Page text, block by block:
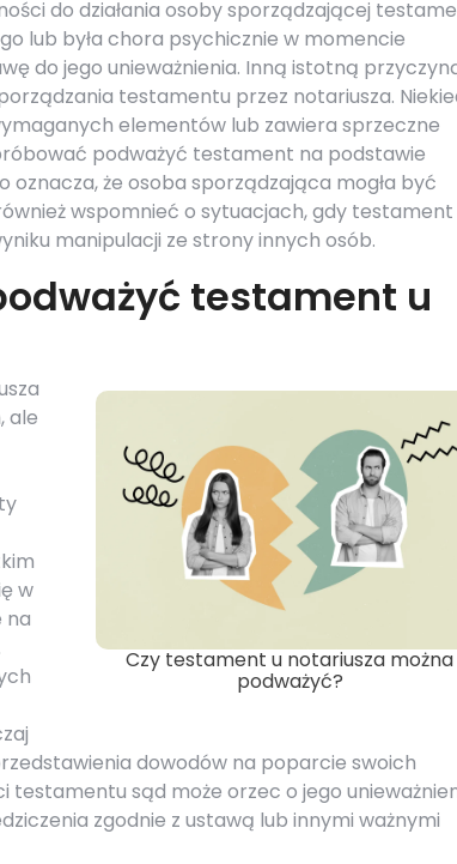
do działania osoby sporządzającej
lub była chora psychicznie w momencie
do jego unieważnienia. Inną istotną
testamentu przez notariusza.
elementów lub zawiera sprzeczne
podważyć testament na podstawie
że osoba sporządzająca mogła być
wspomnieć o sytuacjach, gdy testament
manipulacji ze strony innych osób.
testament u
Czy testament u notariusza można
podważyć?
ale
w
na
dowodów na poparcie swoich
testamentu sąd może orzec o jego
zgodnie z ustawą lub innymi ważnymi